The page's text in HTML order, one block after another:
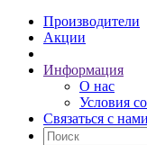
Производители
Акции
Информация
О нас
Условия
Связаться с нами